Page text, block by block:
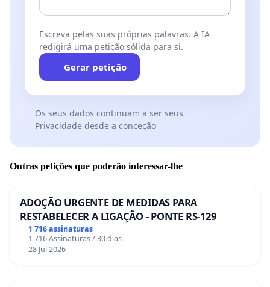
Escreva pelas suas próprias palavras. A IA
redigirá uma petição sólida para si.
Gerar petição
Os seus dados continuam a ser seus
Privacidade desde a conceção
Outras petições que poderão interessar-lhe
ADOÇÃO URGENTE DE MEDIDAS PARA
RESTABELECER A LIGAÇÃO - PONTE RS-129
1 716 assinaturas
1 716 Assinaturas / 30 dias
28 Jul 2026